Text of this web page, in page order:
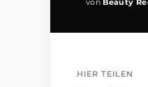
Posted
HIER TEILEN